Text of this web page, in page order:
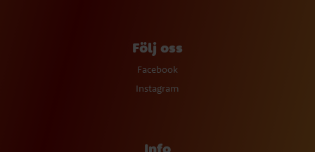
Följ oss
Facebook
Instagram
Info